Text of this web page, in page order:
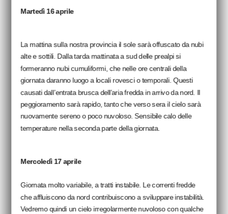
Martedì 16 aprile
La mattina sulla nostra provincia il sole sarà offuscato da nubi
alte e sottili. Dalla tarda mattinata a sud delle prealpi si
formeranno nubi cumuliformi, che nelle ore centrali della
giornata daranno luogo a locali rovesci o temporali. Questi
causati dall’entrata brusca dell’aria fredda in arrivo da nord. Il
peggioramento sarà rapido, tanto che verso sera il cielo sarà
nuovamente sereno o poco nuvoloso. Sensibile calo delle
temperature nella seconda parte della giornata.
Mercoledì 17 aprile
Giornata molto variabile, a tratti instabile. Le correnti fredde
che affluiscono da nord contribuiscono a sviluppare instabilità.
Vedremo quindi un cielo irregolarmente nuvoloso con qualche